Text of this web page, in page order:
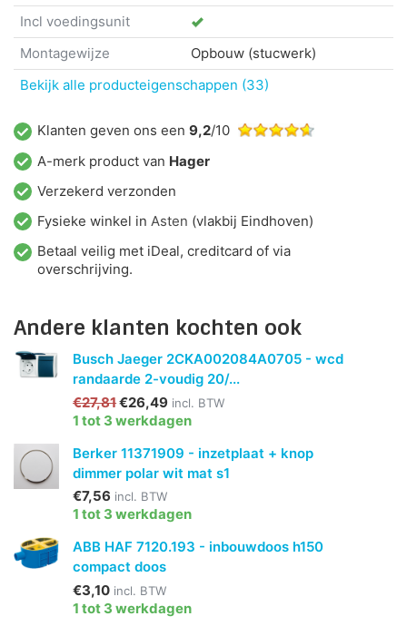
Incl voedingsunit
Montagewijze
Opbouw (stucwerk)
Bekijk alle producteigenschappen (33)
Klanten geven ons een 9,2/10
A-merk product van Hager
Verzekerd verzonden
Fysieke winkel in Asten (vlakbij Eindhoven)
Betaal veilig met iDeal, creditcard of via
overschrijving.
Andere klanten kochten ook
Busch Jaeger 2CKA002084A0705 - wcd
randaarde 2-voudig 20/...
€27,81€26,49 incl. BTW
1 tot 3 werkdagen
Berker 11371909 - inzetplaat + knop
dimmer polar wit mat s1
€7,56 incl. BTW
1 tot 3 werkdagen
ABB HAF 7120.193 - inbouwdoos h150
compact doos
€3,10 incl. BTW
1 tot 3 werkdagen